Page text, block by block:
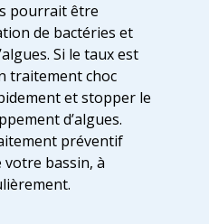
pourrait être
de bactéries et
Si le taux est
traitement choc
et stopper le
d’algues.
préventif
votre bassin, à